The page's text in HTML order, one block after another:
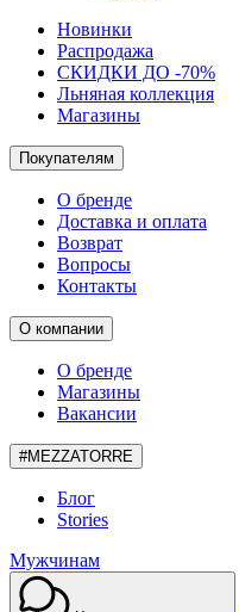
Новинки
Распродажа
СКИДКИ ДО -70%
Льняная коллекция
Магазины
Покупателям
О бренде
Доставка и оплата
Возврат
Вопросы
Контакты
О компании
О бренде
Магазины
Вакансии
#MEZZATORRE
Блог
Stories
Мужчинам